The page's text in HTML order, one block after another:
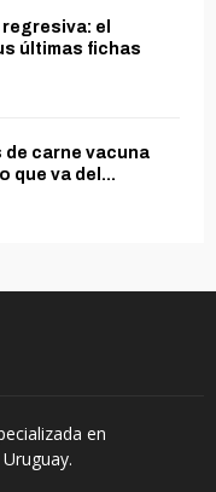
el
últimas fichas
carne vacuna
que va del...
en